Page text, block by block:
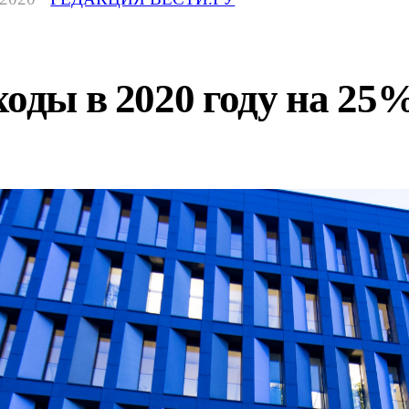
в 2020 году на